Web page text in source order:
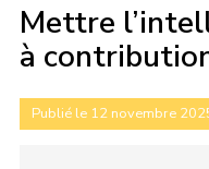
Mettre
à
Publié le 12 novembre